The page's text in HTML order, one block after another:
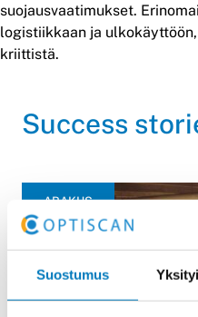
Suostumus
suojausvaatimukset.
logistiikkaan ja
kriittistä.
Success
ABAKUS